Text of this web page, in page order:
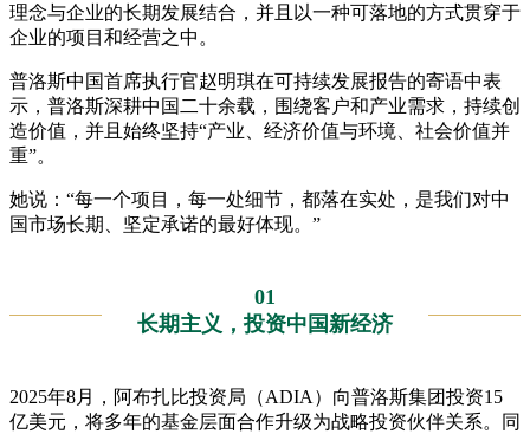
理念与企业的长期发展结合，并且以一种可落地的方式贯穿于
企业的项目和经营之中。
普洛斯中国首席执行官赵明琪在可持续发展报告的寄语中表
示，普洛斯深耕中国二十余载，围绕客户和产业需求，持续创
造价值，并且始终坚持“产业、经济价值与环境、社会价值并
重”。
她说：“每一个项目，每一处细节，都落在实处，是我们对中
国市场长期、坚定承诺的最好体现。”
01
长期主义，投资中国新经济
2025年8月，阿布扎比投资局（ADIA）向普洛斯集团投资15
亿美元，将多年的基金层面合作升级为战略投资伙伴关系。同